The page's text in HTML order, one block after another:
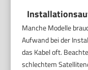
Manche Modelle
Aufwand bei der
das Kabel oft.
schlechtem